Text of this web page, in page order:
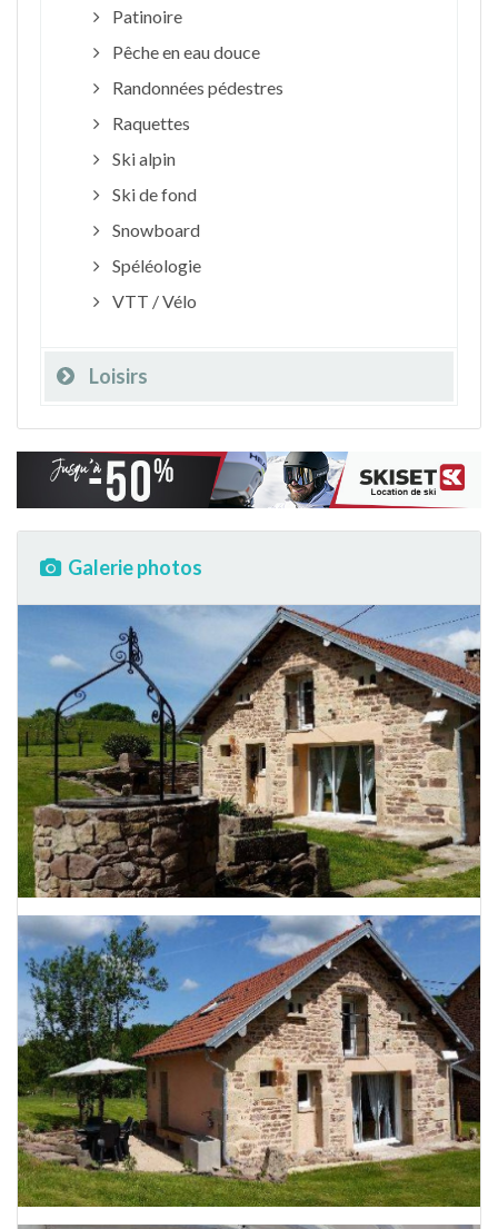
Patinoire
Pêche en eau douce
Randonnées pédestres
Raquettes
Ski alpin
Ski de fond
Snowboard
Spéléologie
VTT / Vélo
Loisirs
Galerie photos